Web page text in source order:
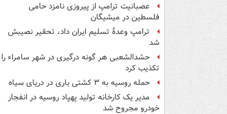
عصبانیت ترامپ از پیروزی نامزد حامی
فلسطین در میشیگان
ترامپ وعدۀ تسلیم ایران داد، تحقیر نصیبش
شد
حشدالشعبی هر گونه درگیری در شهر سامراء را
تکذیب کرد
حمله روسیه به ۳ کشتی باری در دریای سیاه
مدیر یک کارخانه تولید پهپاد روسیه در انفجار
خودرو مجروح شد